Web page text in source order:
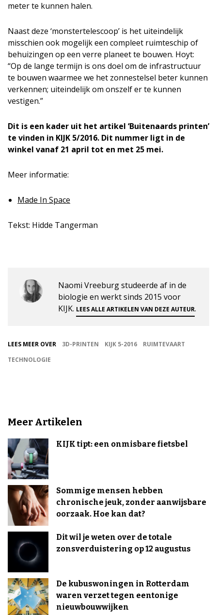
meter te kunnen halen.
Naast deze ‘monstertelescoop’ is het uiteindelijk
misschien ook mogelijk een compleet ruimteschip of
behuizingen op een verre planeet te bouwen. Hoyt:
“Op de lange termijn is ons doel om de infrastructuur
te bouwen waarmee we het zonnestelsel beter kunnen
verkennen; uiteindelijk om onszelf er te kunnen
vestigen.”
Dit is een kader uit het artikel ‘Buitenaards printen’
te vinden in KIJK 5/2016. Dit nummer ligt in de
winkel vanaf 21 april tot en met 25 mei.
Meer informatie:
Made In Space
Tekst: Hidde Tangerman
Naomi Vreeburg studeerde af in de
biologie en werkt sinds 2015 voor
KIJK. LEES ALLE ARTIKELEN VAN DEZE AUTEUR.
LEES MEER OVER 3D-PRINTEN KIJK 5-2016
RUIMTEVAART
TECHNOLOGIE
Meer Artikelen
KIJK tipt: een onmisbare fietsbel
Sommige mensen hebben
chronische jeuk, zonder aanwijsbare
oorzaak. Hoe kan dat?
Dit wil je weten over de totale
zonsverduistering op 12 augustus
De kubuswoningen in Rotterdam
waren verzet tegen eentonige
nieuwbouwwijken